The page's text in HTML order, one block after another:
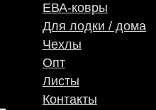
ЕВА-ковры
Для лодки / дома
Чехлы
Опт
Листы
Контакты